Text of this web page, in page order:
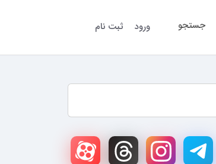
جستجو ورود ثبت نام